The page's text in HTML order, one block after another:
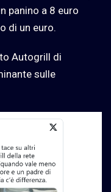
panino a 8 euro
di un euro.
Autogrill di
sulle